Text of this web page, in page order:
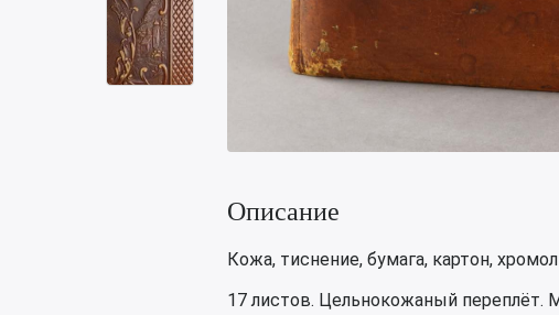
Описание
Кожа, тиснение, бумага, картон,
17 листов. Цельнокожаный переплёт.